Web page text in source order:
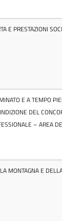
E PRESTAZIONI
E A TEMPO
DEL
– AREA
MONTAGNA E